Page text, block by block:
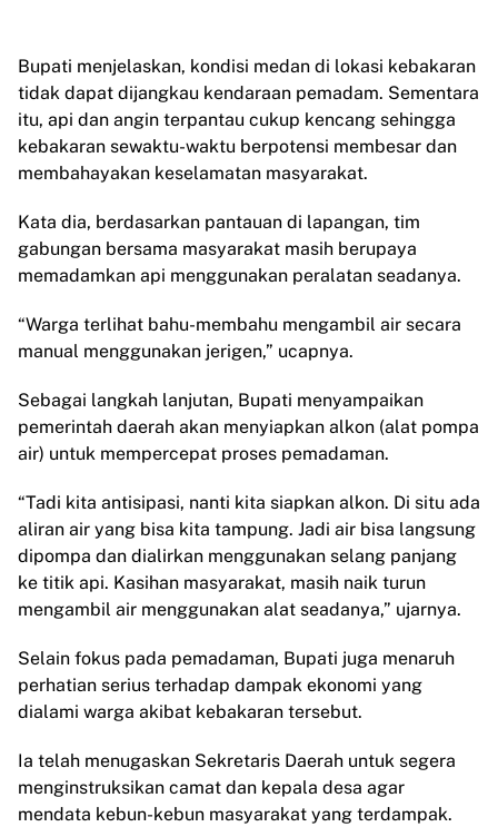
Bupati menjelaskan, kondisi medan di lokasi kebakaran
tidak dapat dijangkau kendaraan pemadam. Sementara
itu, api dan angin terpantau cukup kencang sehingga
kebakaran sewaktu-waktu berpotensi membesar dan
membahayakan keselamatan masyarakat.
Kata dia, berdasarkan pantauan di lapangan, tim
gabungan bersama masyarakat masih berupaya
memadamkan api menggunakan peralatan seadanya.
“Warga terlihat bahu-membahu mengambil air secara
manual menggunakan jerigen,” ucapnya.
Sebagai langkah lanjutan, Bupati menyampaikan
pemerintah daerah akan menyiapkan alkon (alat pompa
air) untuk mempercepat proses pemadaman.
“Tadi kita antisipasi, nanti kita siapkan alkon. Di situ ada
aliran air yang bisa kita tampung. Jadi air bisa langsung
dipompa dan dialirkan menggunakan selang panjang
ke titik api. Kasihan masyarakat, masih naik turun
mengambil air menggunakan alat seadanya,” ujarnya.
Selain fokus pada pemadaman, Bupati juga menaruh
perhatian serius terhadap dampak ekonomi yang
dialami warga akibat kebakaran tersebut.
Ia telah menugaskan Sekretaris Daerah untuk segera
menginstruksikan camat dan kepala desa agar
mendata kebun-kebun masyarakat yang terdampak.